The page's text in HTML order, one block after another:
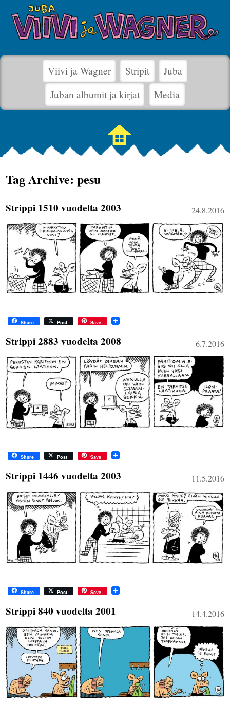
Viivi ja Wagner Stripit
Juba
Juban albumit ja kirjat
Media
Tag Archive: pesu
24.8.2016
Strippi 1510 vuodelta 2003
Share Post Save
6.7.2016
Strippi 2883 vuodelta 2008
Share Post Save
11.5.2016
Strippi 1446 vuodelta 2003
Share Post Save
14.4.2016
Strippi 840 vuodelta 2001